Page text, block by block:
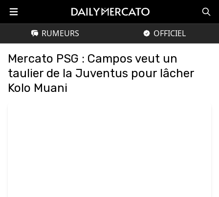
RUMEURS OFFICIEL
Mercato PSG : Campos veut un
taulier de la Juventus pour lâcher
Kolo Muani